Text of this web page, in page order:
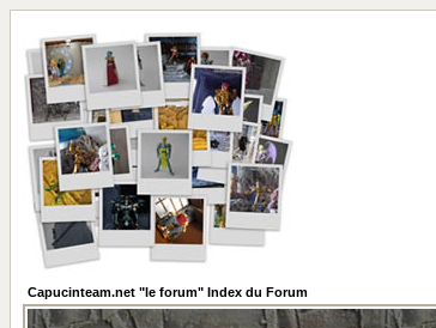
Capucinteam.net "le forum" Index du Forum